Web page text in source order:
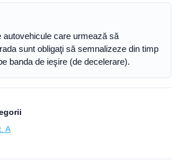
autovehicule care urmează să
sunt obligaţi să semnalizeze din timp
banda de ieşire (de decelerare).
A